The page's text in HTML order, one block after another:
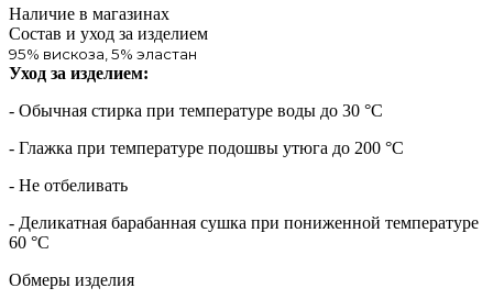
Наличие в магазинах
Состав и уход за изделием
95% вискоза, 5% эластан
Уход за изделием:
- Обычная стирка при температуре воды до 30 °C
- Глажка при температуре подошвы утюга до 200 °C
- Не отбеливать
- Деликатная барабанная сушка при пониженной температуре
60 °C
Обмеры изделия